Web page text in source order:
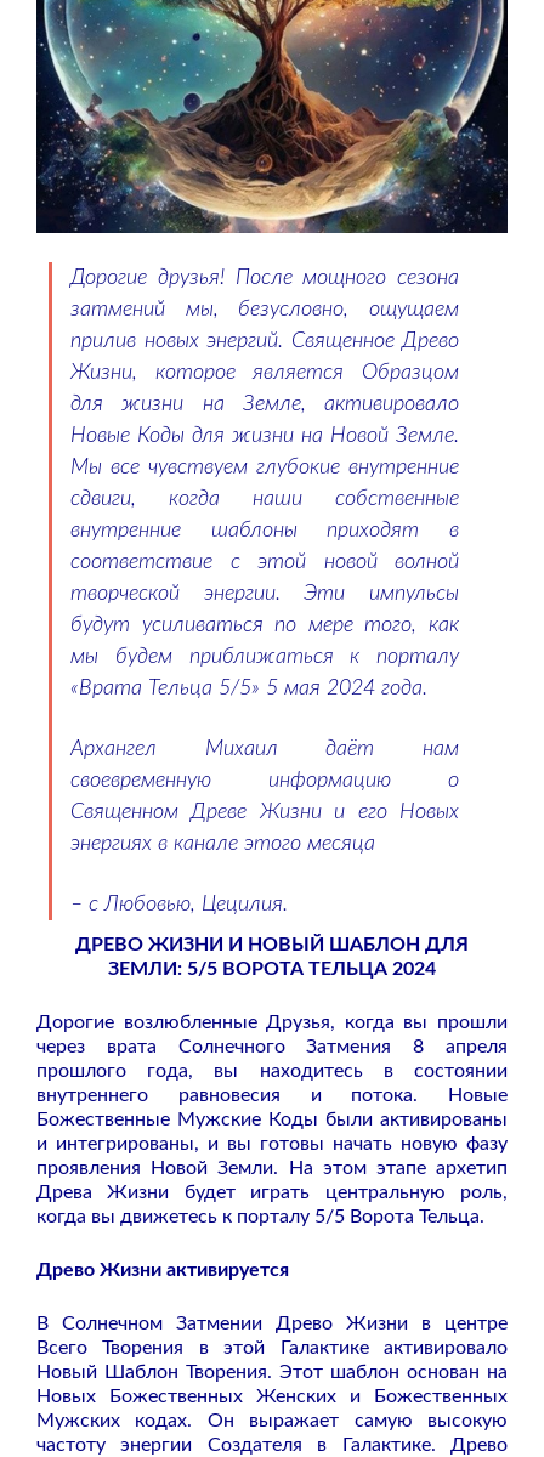
Дорогие друзья! После мощного сезона
затмений мы, безусловно, ощущаем
прилив новых энергий. Священное Древо
Жизни, которое является Образцом
для жизни на Земле, активировало
Новые Коды для жизни на Новой Земле.
Мы все чувствуем глубокие внутренние
сдвиги, когда наши собственные
внутренние шаблоны приходят в
соответствие с этой новой волной
творческой энергии. Эти импульсы
будут усиливаться по мере того, как
мы будем приближаться к порталу
«Врата Тельца 5/5» 5 мая 2024 года.
Архангел Михаил даёт нам
своевременную информацию о
Священном Древе Жизни и его Новых
энергиях в канале этого месяца
– с Любовью, Цецилия.
ДРЕВО ЖИЗНИ И НОВЫЙ ШАБЛОН ДЛЯ
ЗЕМЛИ: 5/5 ВОРОТА ТЕЛЬЦА 2024
Дорогие возлюбленные Друзья, когда вы прошли
через врата Солнечного Затмения 8 апреля
прошлого года, вы находитесь в состоянии
внутреннего равновесия и потока. Новые
Божественные Мужские Коды были активированы
и интегрированы, и вы готовы начать новую фазу
проявления Новой Земли. На этом этапе архетип
Древа Жизни будет играть центральную роль,
когда вы движетесь к порталу 5/5 Ворота Тельца.
Древо Жизни активируется
В Солнечном Затмении Древо Жизни в центре
Всего Творения в этой Галактике активировало
Новый Шаблон Творения. Этот шаблон основан на
Новых Божественных Женских и Божественных
Мужских кодах. Он выражает самую высокую
частоту энергии Создателя в Галактике. Древо